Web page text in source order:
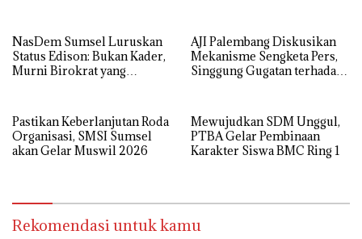
NasDem Sumsel Luruskan
Status Edison: Bukan Kader,
Murni Birokrat yang
AJI Palembang Diskusikan
Mekanisme Sengketa Pers,
Singgung Gugatan terhadap
Pastikan Keberlanjutan Roda
Organisasi, SMSI Sumsel
akan Gelar Muswil 2026
Mewujudkan SDM Unggul,
PTBA Gelar Pembinaan
Karakter Siswa BMC Ring 1
Rekomendasi untuk kamu